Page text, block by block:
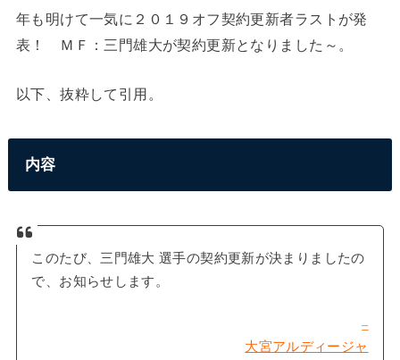
年も明けて一気に２０１９オフ契約更新者ラストが発
表！ ＭＦ：三門雄大が契約更新となりました～。
以下、抜粋して引用。
内容
このたび、三門雄大 選手の契約更新が決まりましたの
で、お知らせします。
–
大宮アルディージャ